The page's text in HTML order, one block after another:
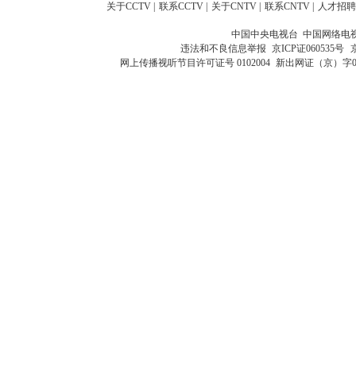
关于CCTV 联系CCTV 关于CNTV 联系CNTV 人才招聘
中国中央电视台 中国网络电
违法和不良信息举报 京ICP证060535号
网上传播视听节目许可证号 0102004 新出网证（京）